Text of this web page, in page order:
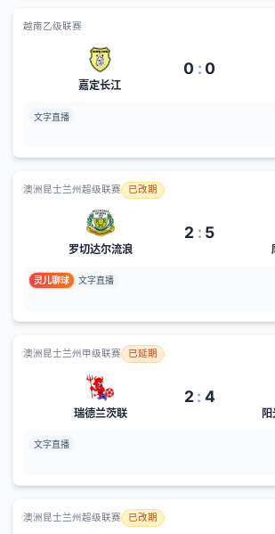
越南乙级联赛
嘉定长江
0 : 0
文字直播
澳洲昆士兰州超级联赛 已改期
罗切达尔流浪
2 : 5
灵儿聊球 文字直播
澳洲昆士兰州甲级联赛 已延期
瑞德兰茨联
2 : 4
文字直播
澳洲昆士兰州超级联赛 已改期